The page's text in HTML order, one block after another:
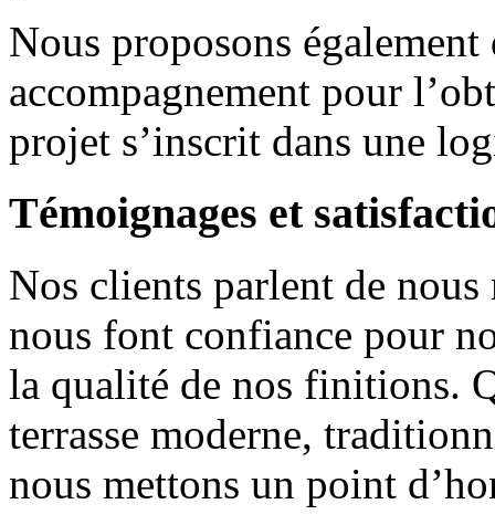
Nous proposons
accompagnement pour
projet s’inscrit dans une
Témoignages et
Nos clients parlent de
nous font confiance pour
la qualité de nos finitions.
terrasse moderne,
nous mettons un point